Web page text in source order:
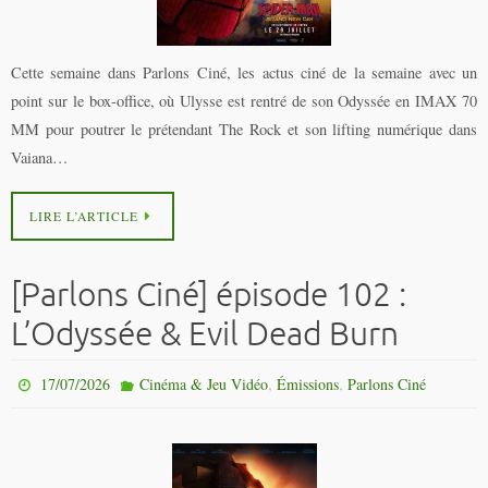
Cette semaine dans Parlons Ciné, les actus ciné de la semaine avec un
point sur le box-office, où Ulysse est rentré de son Odyssée en IMAX 70
MM pour poutrer le prétendant The Rock et son lifting numérique dans
Vaiana…
LIRE L’ARTICLE
[Parlons Ciné] épisode 102 :
L’Odyssée & Evil Dead Burn
17/07/2026 Cinéma & Jeu Vidéo, Émissions, Parlons Ciné